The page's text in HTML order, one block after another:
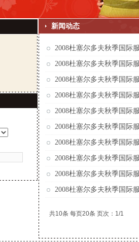
新闻动态
2008杜塞尔多夫秋季国际
2008杜塞尔多夫秋季国际
2008杜塞尔多夫秋季国际
2008杜塞尔多夫秋季国际
2008杜塞尔多夫秋季国际
2008杜塞尔多夫秋季国际
2008杜塞尔多夫秋季国际
2008杜塞尔多夫秋季国际
2008杜塞尔多夫秋季国际
2008杜塞尔多夫秋季国际
共10条 每页20条 页次：1/1